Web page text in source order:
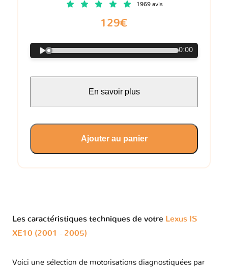
1969 avis
129€
0:00
En savoir plus
Ajouter au panier
Les caractéristiques techniques de votre Lexus IS
XE10 (2001 - 2005)
Voici une sélection de motorisations diagnostiquées par